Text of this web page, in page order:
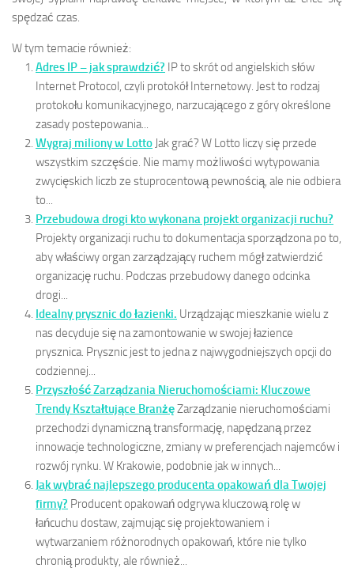
spędzać czas.
W tym temacie również:
Adres IP – jak sprawdzić? IP to skrót od angielskich słów
Internet Protocol, czyli protokół Internetowy. Jest to rodzaj
protokołu komunikacyjnego, narzucającego z góry określone
zasady postepowania...
Wygraj miliony w Lotto Jak grać? W Lotto liczy się przede
wszystkim szczęście. Nie mamy możliwości wytypowania
zwycięskich liczb ze stuprocentową pewnością, ale nie odbiera
to...
Przebudowa drogi kto wykonana projekt organizacji ruchu?
Projekty organizacji ruchu to dokumentacja sporządzona po to,
aby właściwy organ zarządzający ruchem mógł zatwierdzić
organizację ruchu. Podczas przebudowy danego odcinka
drogi...
Idealny prysznic do łazienki. Urządzając mieszkanie wielu z
nas decyduje się na zamontowanie w swojej łazience
prysznica. Prysznic jest to jedna z najwygodniejszych opcji do
codziennej...
Przyszłość Zarządzania Nieruchomościami: Kluczowe
Trendy Kształtujące BranżęZarządzanie nieruchomościami
przechodzi dynamiczną transformację, napędzaną przez
innowacje technologiczne, zmiany w preferencjach najemców i
rozwój rynku. W Krakowie, podobnie jak w innych...
Jak wybrać najlepszego producenta opakowań dla Twojej
firmy? Producent opakowań odgrywa kluczową rolę w
łańcuchu dostaw, zajmując się projektowaniem i
wytwarzaniem różnorodnych opakowań, które nie tylko
chronią produkty, ale również...